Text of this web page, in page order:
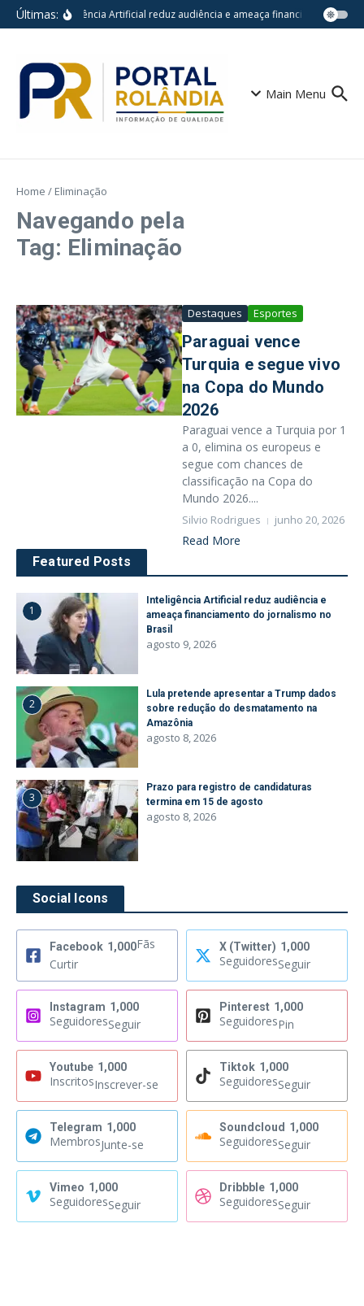
Ir para o conteúdo
Últimas:Inteligência Artificial reduz audiência e ameaça financiamento do
Main Menu
Home / Eliminação
Navegando pela
Tag: Eliminação
Destaques Esportes
Paraguai vence
Turquia e segue vivo
na Copa do Mundo
2026
Paraguai vence a Turquia por 1
a 0, elimina os europeus e
segue com chances de
classificação na Copa do
Mundo 2026....
Silvio Rodrigues junho 20, 2026
Read More
Featured Posts
1
Inteligência Artificial reduz audiência e
ameaça financiamento do jornalismo no
Brasil
agosto 9, 2026
2
Lula pretende apresentar a Trump dados
sobre redução do desmatamento na
Amazônia
agosto 8, 2026
3
Prazo para registro de candidaturas
termina em 15 de agosto
agosto 8, 2026
Social Icons
Facebook 1,000Fãs
Curtir
X (Twitter) 1,000
SeguidoresSeguir
Instagram 1,000
SeguidoresSeguir
Pinterest 1,000
SeguidoresPin
Youtube 1,000
InscritosInscrever-se
Tiktok 1,000
SeguidoresSeguir
Telegram 1,000
MembrosJunte-se
Soundcloud 1,000
SeguidoresSeguir
Vimeo 1,000
SeguidoresSeguir
Dribbble 1,000
SeguidoresSeguir